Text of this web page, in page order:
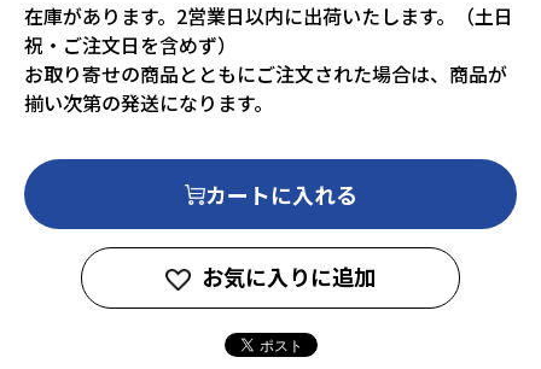
在庫があります。2営業日以内に出荷いたします。（土日
祝・ご注文日を含めず）
お取り寄せの商品とともにご注文された場合は、商品が
揃い次第の発送になります。
カートに入れる
お気に入りに追加